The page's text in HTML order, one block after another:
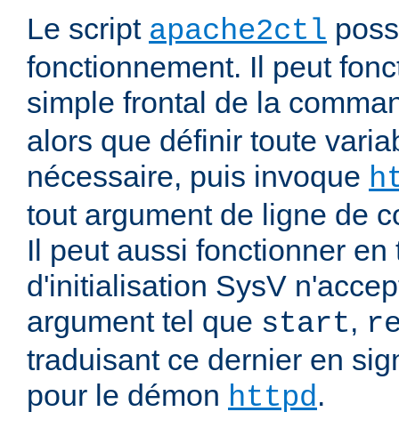
Le script apache2ctl
fonctionnement. Il peut
simple frontal de la
alors que définir toute
nécessaire, puis invoque
tout argument de ligne de
Il peut aussi fonctionner en
d'initialisation SysV
argument tel que start,
traduisant ce dernier en
pour le démon httpd.